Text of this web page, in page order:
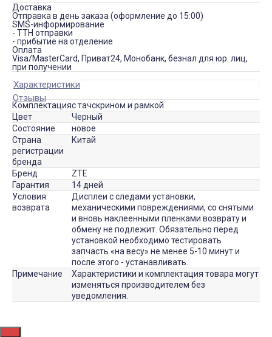
Доставка
Отправка в день заказа (оформление до 15:00)
SMS-информирование
- ТТН отправки
- прибытие на отделение
Оплата
Visa/MasterCard, Приват24, Монобанк, безнал для юр. лиц,
при получении
Характеристики
Отзывы
Комплектацияс тачскрином и рамкой
Цвет
Черный
Состояние
новое
Страна
регистрации
бренда
Китай
Бренд
ZTE
Гарантия
14 дней
Условия
возврата
Дисплеи с следами установки,
механическими повреждениями, со снятыми
и вновь наклеенными пленками возврату и
обмену не подлежит. Обязательно перед
установкой необходимо тестировать
запчасть «на весу» не менее 5-10 минут и
после этого - устанавливать.
Примечание
Характеристики и комплектация товара могут
изменяться производителем без
уведомления.